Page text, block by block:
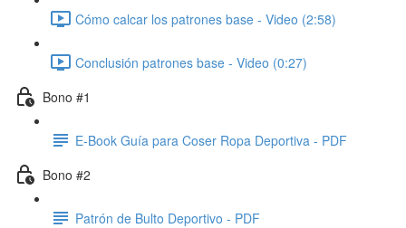
Cómo calcar los patrones base - Video (2:58)
Conclusión patrones base - Video (0:27)
Bono #1
E-Book Guía para Coser Ropa Deportiva - PDF
Bono #2
Patrón de Bulto Deportivo - PDF